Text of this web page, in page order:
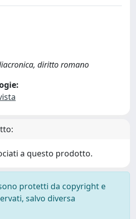
diritto romano
a questo prodotto.
protetti da copyright e
salvo diversa